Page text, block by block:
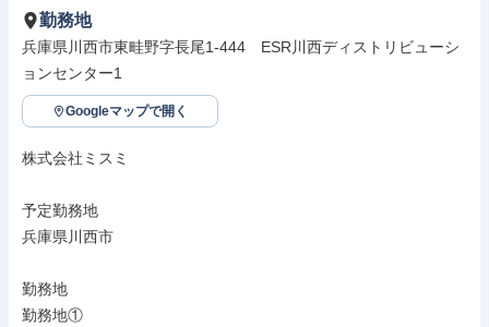
勤務地
兵庫県川西市東畦野字長尾1-444　ESR川西ディストリビューシ
ョンセンター1
Googleマップで開く
株式会社ミスミ
予定勤務地
兵庫県川西市
勤務地
勤務地①